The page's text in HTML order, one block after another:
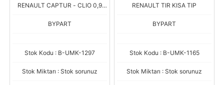
RENAULT CAPTUR - CLIO 0,9
B MAX 1.0 ECOBOOST
BYPART
Stok Kodu : B-UMK-1297
Stok Miktarı : Stok sorunuz
RENAULT TIR KISA TIP
BYPART
Stok Kodu : B-UMK-1165
Stok Miktarı : Stok sorunuz